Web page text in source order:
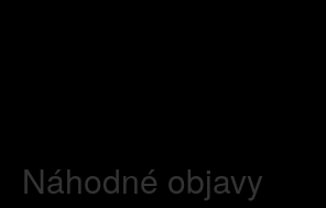
Náhodné objavy